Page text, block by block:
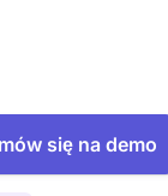
się na demo